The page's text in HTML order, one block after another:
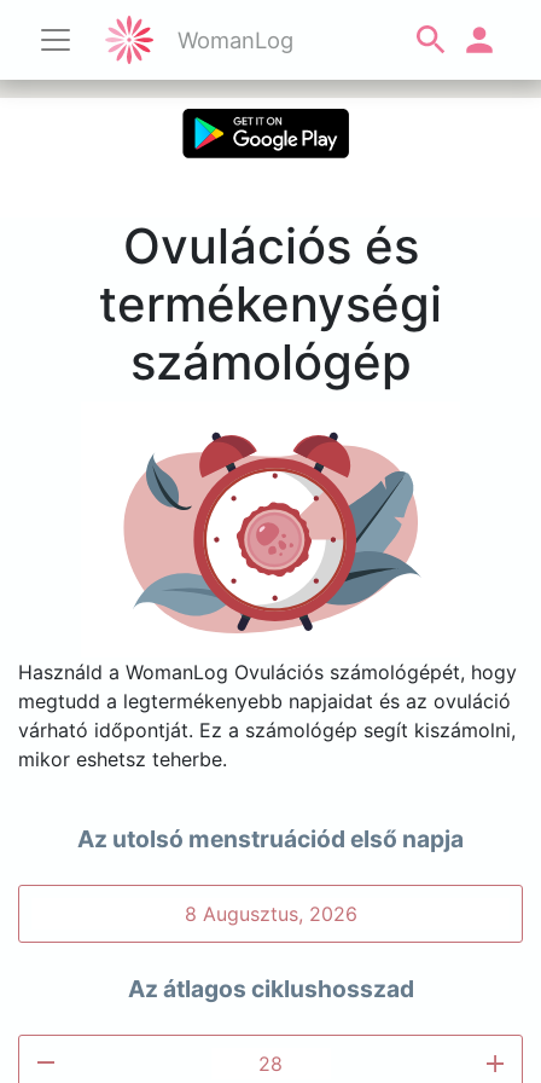
WomanLog
Ovulációs és
termékenységi
számológép
Használd a WomanLog Ovulációs számológépét, hogy
megtudd a legtermékenyebb napjaidat és az ovuláció
várható időpontját. Ez a számológép segít kiszámolni,
mikor eshetsz teherbe.
Az utolsó menstruációd első napja
Az átlagos ciklushosszad
remove add